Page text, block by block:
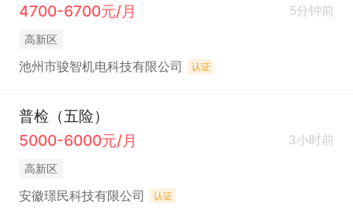
4700-6700元/月
5分钟前
高新区
池州市骏智机电科技有限公司 认证
普检（五险）
5000-6000元/月
3小时前
高新区
安徽璟民科技有限公司 认证